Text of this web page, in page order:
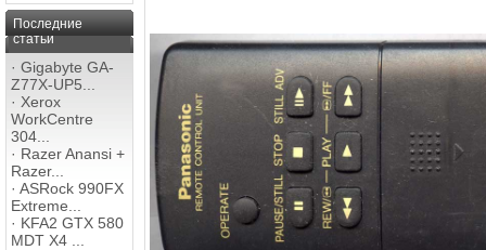
Последние
статьи
· Gigabyte GA-
Z77X-UP5...
· Xerox
WorkCentre
304...
· Razer Anansi +
Razer...
· ASRock 990FX
Extreme...
· KFA2 GTX 580
MDT X4 ...